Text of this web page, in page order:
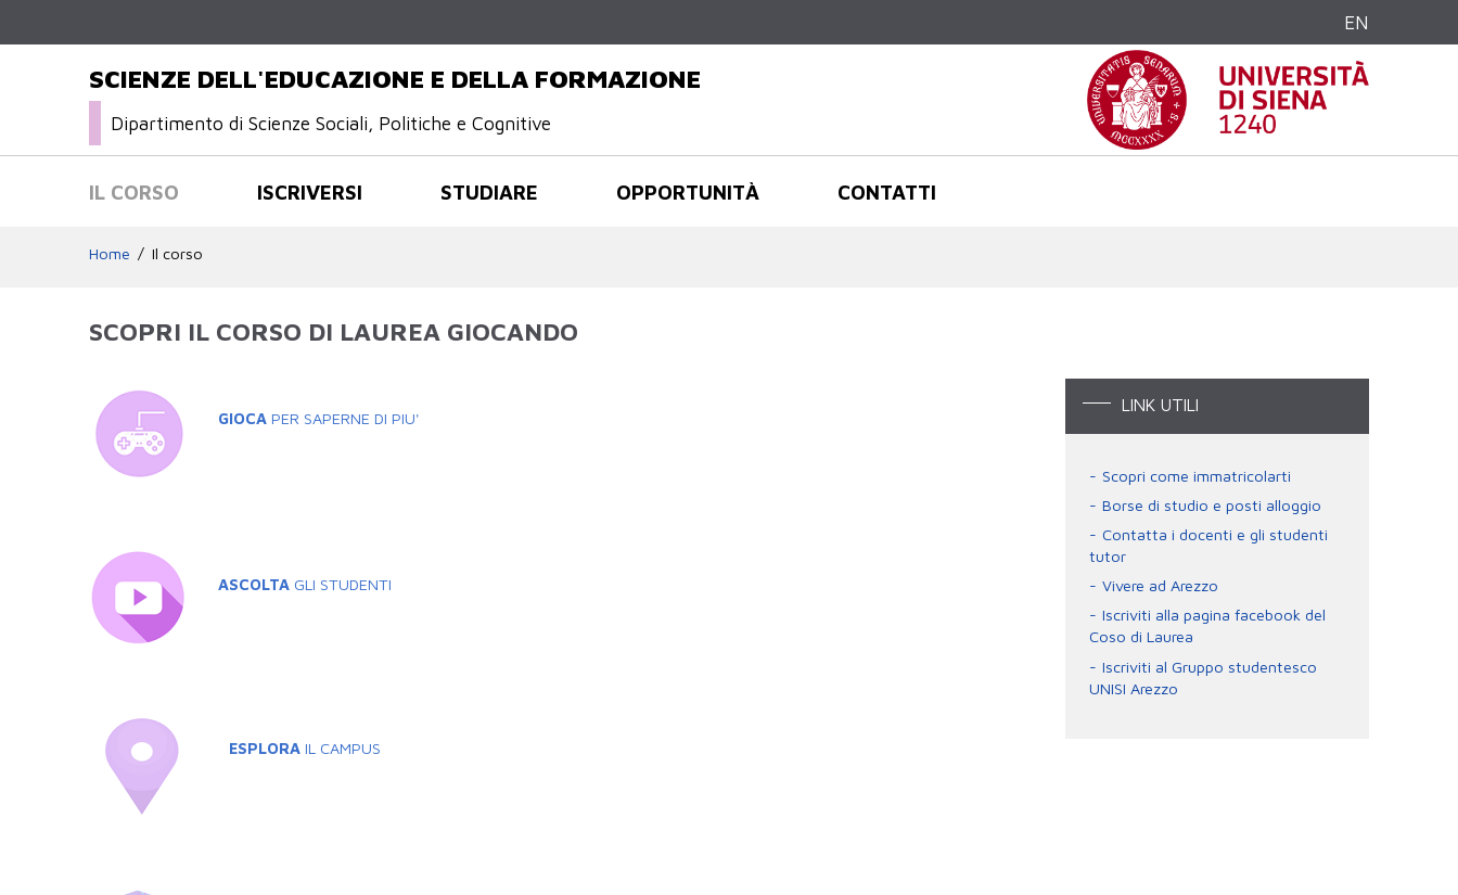
EN
SCIENZE DELL'EDUCAZIONE E DELLA FORMAZIONE
Dipartimento di Scienze Sociali, Politiche e Cognitive
IL CORSO ISCRIVERSI STUDIARE OPPORTUNITÀ CONTATTI
Home Il corso
SCOPRI IL CORSO DI LAUREA GIOCANDO
GIOCA PER SAPERNE DI PIU'
ASCOLTAGLI STUDENTI
ESPLORA IL CAMPUS
LINK UTILI
Scopri come immatricolarti
Borse di studio e posti alloggio
Contatta i docenti e gli studenti
tutor
Vivere ad Arezzo
Iscriviti alla pagina facebook del
Coso di Laurea
Iscriviti al Gruppo studentesco
UNISI Arezzo